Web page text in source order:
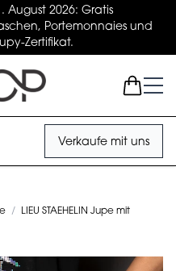
August 2026: Gratis
Portemonnaies und
Zertifikat.
Verkaufe mit uns
/
LIEU STAEHELIN Jupe mit